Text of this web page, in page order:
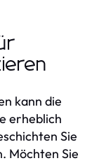
kann die
erheblich
Sie
Möchten Sie